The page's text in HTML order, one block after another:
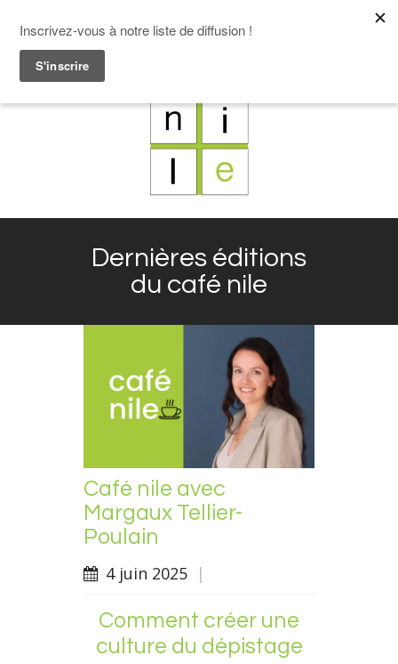
F L X I
Dernières éditions
du café nile
Café nile avec
Margaux Tellier-
Poulain
4 juin 2025 |
Comment créer une
culture du dépistage